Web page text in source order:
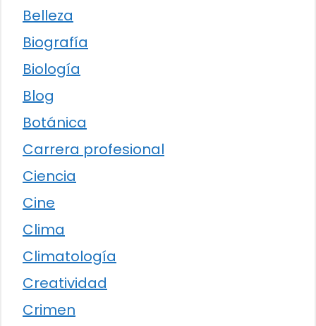
Belleza
Biografía
Biología
Blog
Botánica
Carrera profesional
Ciencia
Cine
Clima
Climatología
Creatividad
Crimen